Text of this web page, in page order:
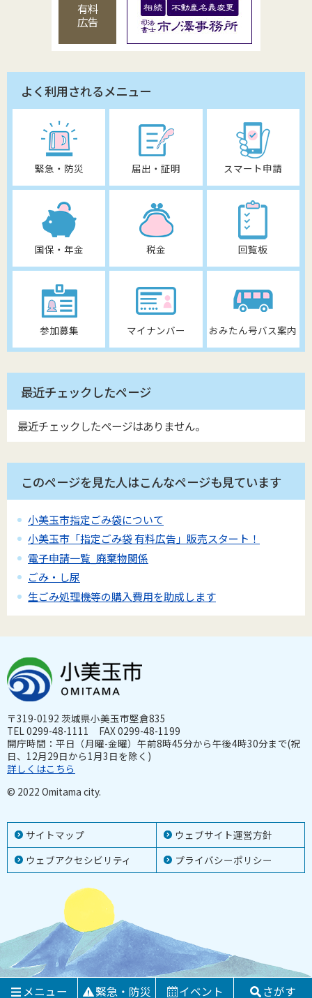
有料
広告
よく利用されるメニュー
緊急・防災 届出・証明 スマート申請
国保・年金 税金 回覧板
参加募集 マイナンバー おみたん号バス案内
最近チェックしたページ
最近チェックしたページはありません。
このページを見た人はこんなページも見ています
小美玉市指定ごみ袋について
小美玉市「指定ごみ袋 有料広告」販売スタート！
電子申請一覧_廃棄物関係
ごみ・し尿
生ごみ処理機等の購入費用を助成します
サイトマップ
ウェブサイト運営方針
ウェブアクセシビリティ
プライバシーポリシー
〒319-0192 茨城県小美玉市堅倉835
TEL 0299-48-1111 FAX 0299-48-1199
開庁時間：平日（月曜-金曜）午前8時45分から午後4時30分まで(祝
日、12月29日から1月3日を除く)
詳しくはこちら
© 2022 Omitama city.
メニュー 緊急・防災 イベント さがす